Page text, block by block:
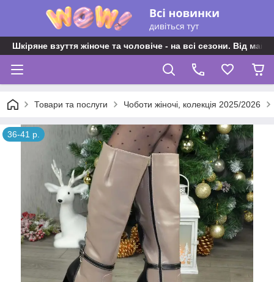
Шкіряне взуття жіноче та чоловіче - на всі сезони. Від
Товари та послуги Чоботи жіночі, колекція 2025/2026
36-41 р.